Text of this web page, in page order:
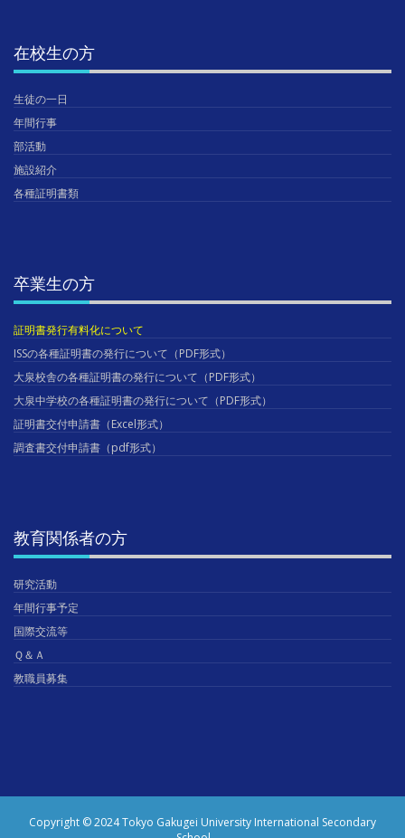
在校生の方
生徒の一日
年間行事
部活動
施設紹介
各種証明書類
卒業生の方
証明書発行有料化について
ISSの各種証明書の発行について（PDF形式）
大泉校舎の各種証明書の発行について（PDF形式）
大泉中学校の各種証明書の発行について（PDF形式）
証明書交付申請書（Excel形式）
調査書交付申請書（pdf形式）
教育関係者の方
研究活動
年間行事予定
国際交流等
Ｑ＆Ａ
教職員募集
Copyright © 2024 Tokyo Gakugei University International Secondary